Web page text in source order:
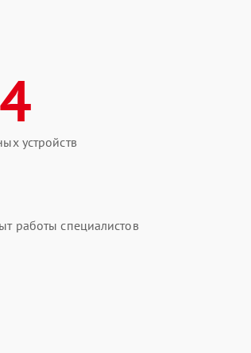
устройств
работы специалистов